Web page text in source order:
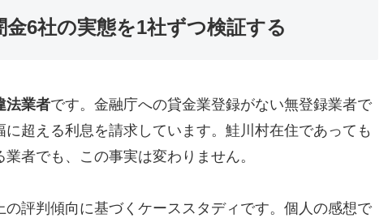
金6社の実態を1社ずつ検証する
法業者です。金融庁への貸金業登録がない無登録業者で
超える利息を請求しています。鮭川村在住であっても
者でも、この事実は変わりません。
評判傾向に基づくケーススタディです。個人の感想で